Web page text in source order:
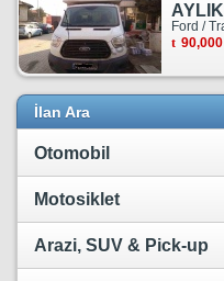
90,000
İlan Ara
Otomobil
Motosiklet
Arazi, SUV & Pick-up